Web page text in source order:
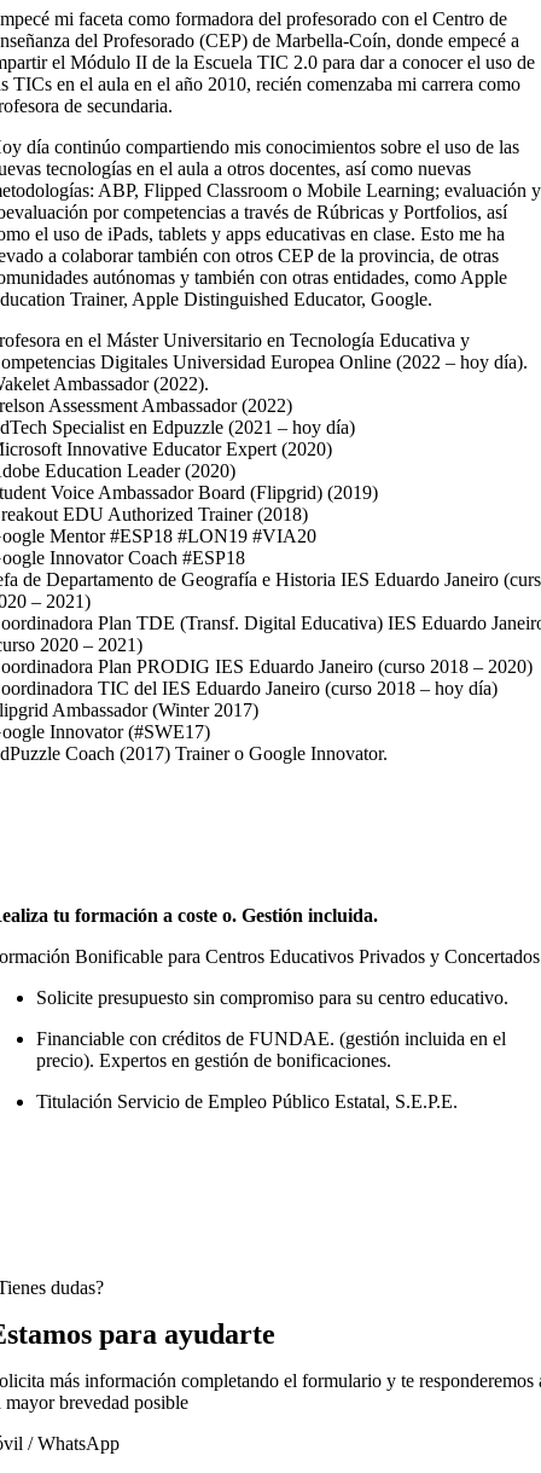
mi faceta como formadora del profesorado con el Centro de
del Profesorado (CEP) de Marbella-Coín, donde empecé a
el Módulo II de la Escuela TIC 2.0 para dar a conocer el uso de
TICs en el aula en el año 2010, recién comenzaba mi carrera como
de secundaria.
día continúo compartiendo mis conocimientos sobre el uso de las
tecnologías en el aula a otros docentes, así como nuevas
ABP, Flipped Classroom o Mobile Learning; evaluación y
por competencias a través de Rúbricas y Portfolios, así
el uso de iPads, tablets y apps educativas en clase. Esto me ha
a colaborar también con otros CEP de la provincia, de otras
autónomas y también con otras entidades, como Apple
Trainer, Apple Distinguished Educator, Google.
en el Máster Universitario en Tecnología Educativa y
Digitales Universidad Europea Online (2022 – hoy día).
Ambassador (2022).
Assessment Ambassador (2022)
Specialist en Edpuzzle (2021 – hoy día)
Innovative Educator Expert (2020)
Education Leader (2020)
Voice Ambassador Board (Flipgrid) (2019)
EDU Authorized Trainer (2018)
Mentor #ESP18 #LON19 #VIA20
Innovator Coach #ESP18
de Departamento de Geografía e Historia IES Eduardo Janeiro
– 2021)
Plan TDE (Transf. Digital Educativa) IES Eduardo
2020 – 2021)
Plan PRODIG IES Eduardo Janeiro (curso 2018 – 2020)
TIC del IES Eduardo Janeiro (curso 2018 – hoy día)
Ambassador (Winter 2017)
Innovator (#SWE17)
Coach (2017) Trainer o Google Innovator.
tu formación a coste o. Gestión incluida.
Bonificable para Centros Educativos Privados y
Solicite presupuesto sin compromiso para su centro educativo.
Financiable con créditos de FUNDAE. (gestión incluida en el
precio). Expertos en gestión de bonificaciones.
Titulación Servicio de Empleo Público Estatal, S.E.P.E.
dudas?
para ayudarte
más información completando el formulario y te responderemos
mayor brevedad posible
/ WhatsApp